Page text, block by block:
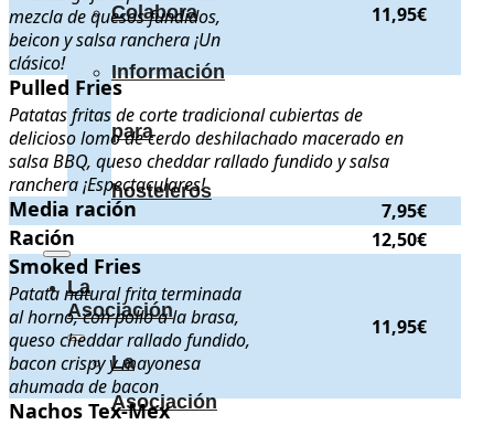
Colabora
Información
para
hosteleros
La
Asociación
La
Asociación
mezcla de quesos fundidos,
beicon y salsa ranchera ¡Un
clásico!
11,95€
Pulled Fries . Patatas fritas de corte tradicional cubiertas de
Pulled Fries
Patatas fritas de corte tradicional cubiertas de
delicioso lomo de cerdo deshilachado macerado en
salsa BBQ, queso cheddar rallado fundido y salsa
ranchera ¡Espectaculares!
Media ración .. Precio:7,95€
Media ración 7,95€
Ración .
Ración 12,50€
Smoked Fries . Patata natural frita terminada al horno, con
Smoked Fries
Patata natural frita terminada
al horno, con pollo a la brasa,
queso cheddar rallado fundido,
bacon crispy y mayonesa
ahumada de bacon
11,95€
Nachos Tex-Mex . Nachos con mix de quesos fundidos, chile
Nachos Tex-Mex